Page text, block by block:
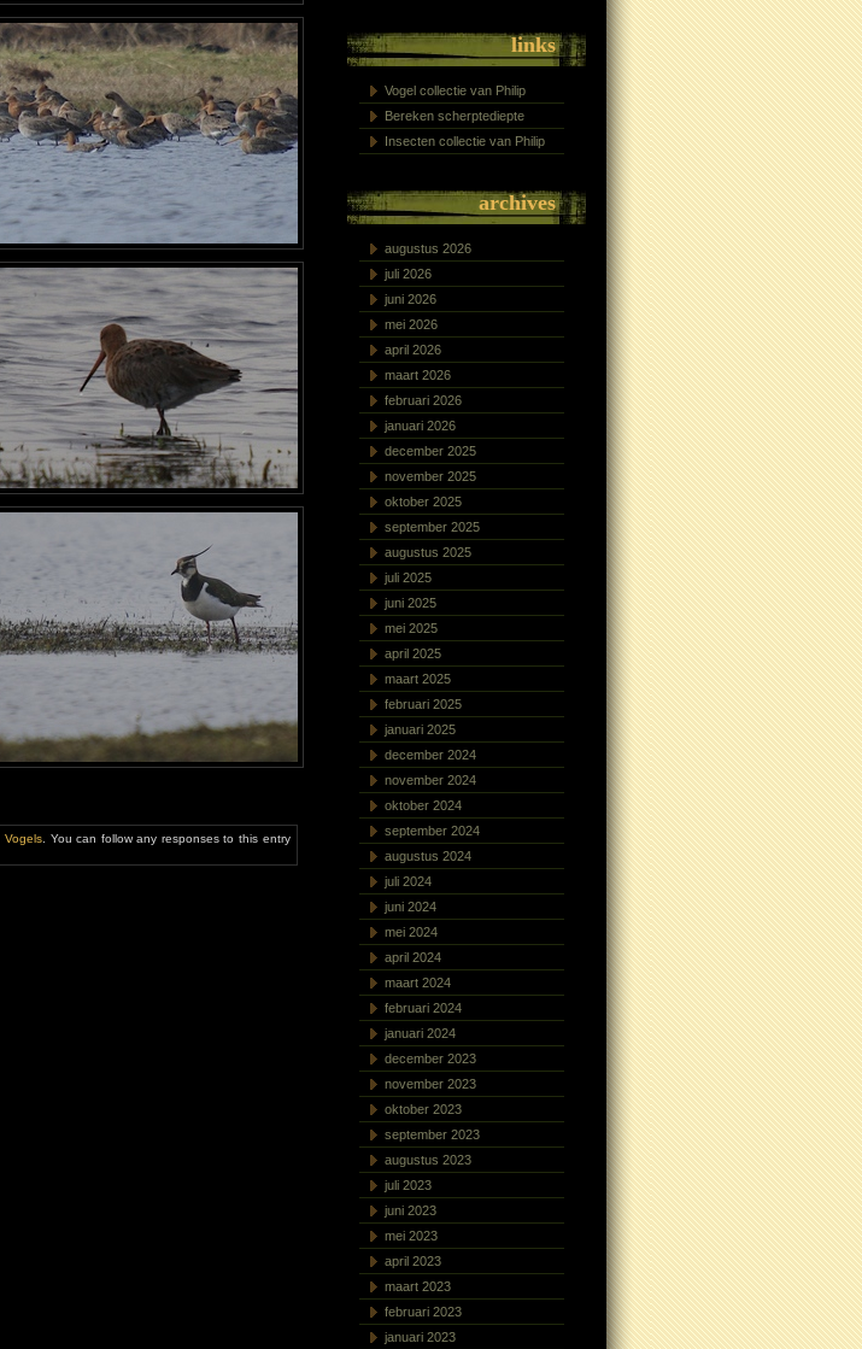
Vogels. You can follow any responses to this entry
links
Vogel collectie van Philip
Bereken scherptediepte
Insecten collectie van Philip
archives
augustus 2026
juli 2026
juni 2026
mei 2026
april 2026
maart 2026
februari 2026
januari 2026
december 2025
november 2025
oktober 2025
september 2025
augustus 2025
juli 2025
juni 2025
mei 2025
april 2025
maart 2025
februari 2025
januari 2025
december 2024
november 2024
oktober 2024
september 2024
augustus 2024
juli 2024
juni 2024
mei 2024
april 2024
maart 2024
februari 2024
januari 2024
december 2023
november 2023
oktober 2023
september 2023
augustus 2023
juli 2023
juni 2023
mei 2023
april 2023
maart 2023
februari 2023
januari 2023